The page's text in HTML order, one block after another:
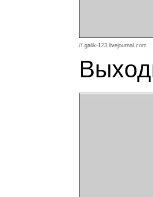
// galik-123.livejournal.com